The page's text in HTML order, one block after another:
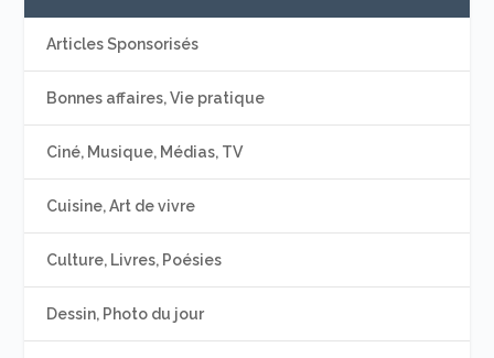
Articles Sponsorisés
Bonnes affaires, Vie pratique
Ciné, Musique, Médias, TV
Cuisine, Art de vivre
Culture, Livres, Poésies
Dessin, Photo du jour